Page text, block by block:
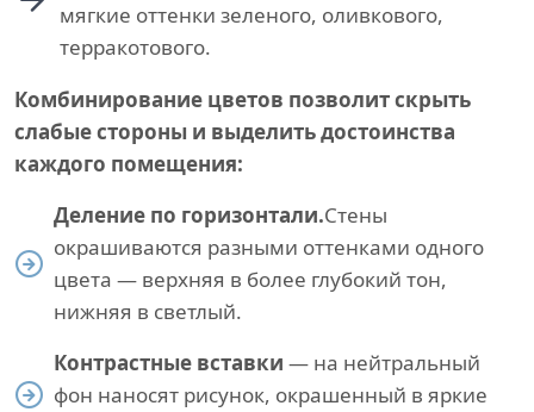
мягкие оттенки зеленого, оливкового,
терракотового.
Комбинирование цветов позволит скрыть
слабые стороны и выделить достоинства
каждого помещения:
Деление по горизонтали.Стены
окрашиваются разными оттенками одного
цвета — верхняя в более глубокий тон,
нижняя в светлый.
Контрастные вставки — на нейтральный
фон наносят рисунок, окрашенный в яркие